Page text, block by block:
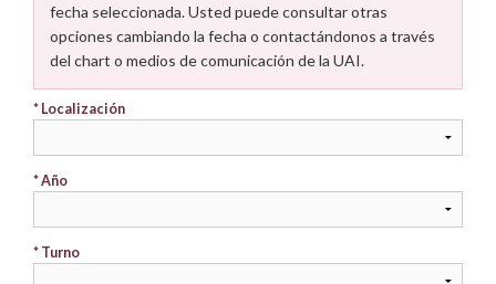
fecha seleccionada. Usted puede consultar otras
opciones cambiando la fecha o contactándonos a través
del chart o medios de comunicación de la UAI.
* Localización
* Año
* Turno